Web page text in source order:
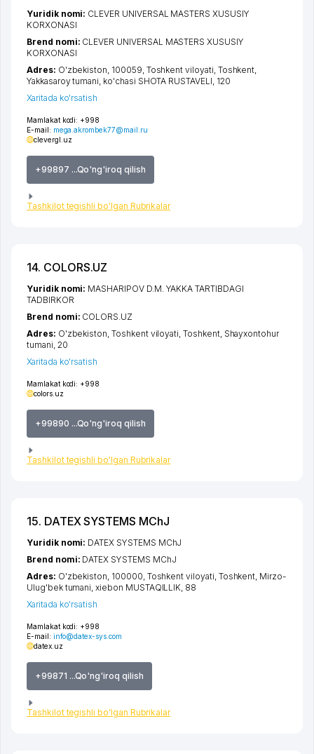
Mamlakat kodi: +998
E-mail: mega.akrombek77@mail.ru
clevergl.uz
+99897 ...Qo'ng'iroq qilish
Tashkilot tegishli bo'lgan Rubrikalar
Yuridik nomi: CLEVER UNIVERSAL MASTERS XUSUSIY
KORXONASI
Brend nomi: CLEVER UNIVERSAL MASTERS XUSUSIY
KORXONASI
Adres: O'zbekiston, 100059, Toshkent viloyati Toshkent
Yakkasaroy tumani ko'chasi SHOTA RUSTAVELI , 120
Xaritada ko'rsatish
14. COLORS.UZ
Mamlakat kodi: +998
colors.uz
+99890 ...Qo'ng'iroq qilish
Tashkilot tegishli bo'lgan Rubrikalar
Yuridik nomi: MASHARIPOV D.M. YAKKA TARTIBDAGI
TADBIRKOR
Brend nomi: COLORS.UZ
Adres: O'zbekiston,Toshkent viloyati ,Toshkent, Shayxontohur
tumani , 20
Xaritada ko'rsatish
15. DATEX SYSTEMS MChJ
Mamlakat kodi: +998
E-mail: info@datex-sys.com
datex.uz
+99871 ...Qo'ng'iroq qilish
Tashkilot tegishli bo'lgan Rubrikalar
Yuridik nomi: DATEX SYSTEMS MChJ
Brend nomi: DATEX SYSTEMS MChJ
Adres: O'zbekiston, 100000, Toshkent viloyati Toshkent Mirzo-
Ulug'bek tumani ,xiеbon MUSTAQILLIK , 88
Xaritada ko'rsatish